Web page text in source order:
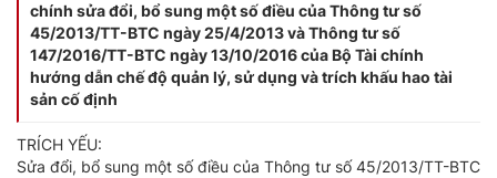
chính sửa đổi, bổ sung một số điều của Thông tư số
45/2013/TT-BTC ngày 25/4/2013 và Thông tư số
147/2016/TT-BTC ngày 13/10/2016 của Bộ Tài chính
hướng dẫn chế độ quản lý, sử dụng và trích khấu hao tài
sản cố định
TRÍCH YẾU:
Sửa đổi, bổ sung một số điều của Thông tư số 45/2013/TT-BTC